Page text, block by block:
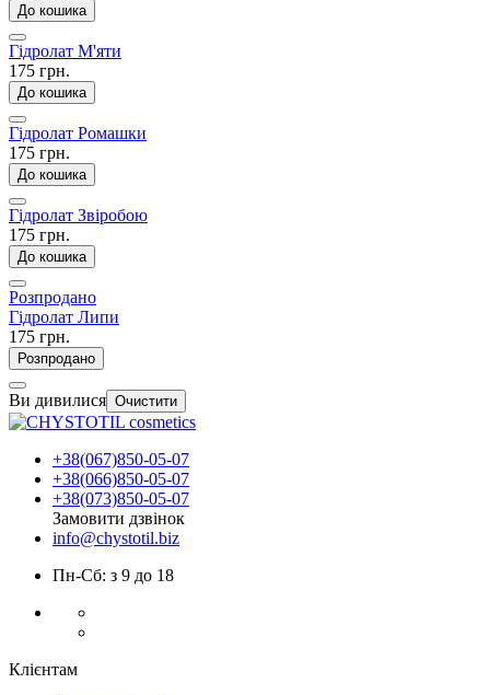
До кошика
Гідролат М'яти
175 грн.
До кошика
Гідролат Ромашки
175 грн.
До кошика
Гідролат Звіробою
175 грн.
До кошика
Розпродано
Гідролат Липи
175 грн.
Розпродано
Ви дивилися Очистити
+38(067)850-05-07
+38(066)850-05-07
+38(073)850-05-07
Замовити дзвінок
info@chystotil.biz
Пн-Сб: з 9 до 18
Клієнтам